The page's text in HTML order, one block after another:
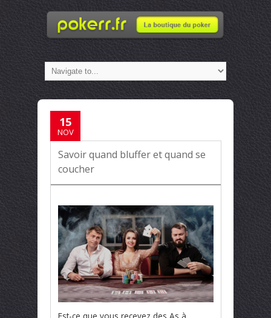
15
NOV
Savoir quand bluffer et quand se
coucher